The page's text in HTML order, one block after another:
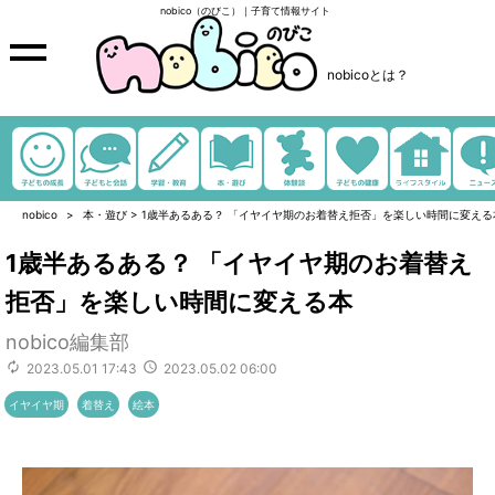
nobico（のびこ）｜子育て情報サイト
nobicoとは？
nobico 本・遊び > 1歳半あるある？ 「イヤイヤ期のお着替え拒否」を楽しい時間に変える
1歳半あるある？ 「イヤイヤ期のお着替え
拒否」を楽しい時間に変える本
nobico編集部
2023.05.01 17:43 2023.05.02 06:00
イヤイヤ期 着替え 絵本